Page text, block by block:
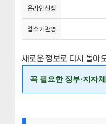
온라인신청
접수기관명
새로운 정보로 다시 돌아
꼭 필요한 정부·지자